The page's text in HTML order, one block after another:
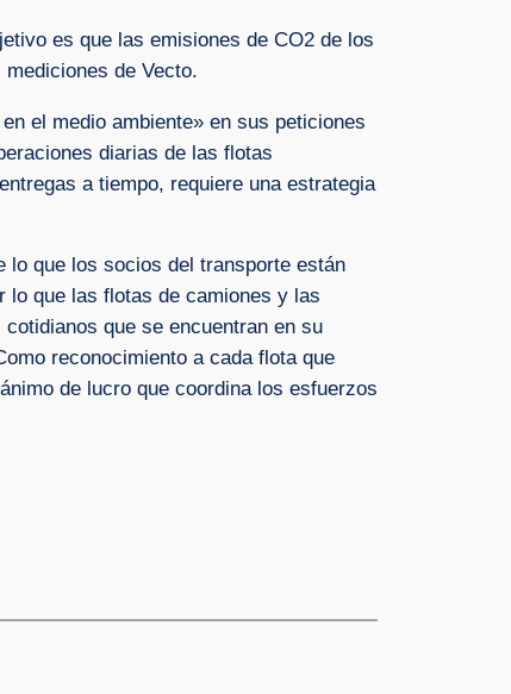
es que las emisiones de CO2 de los
de Vecto.
el medio ambiente» en sus peticiones
diarias de las flotas
a tiempo, requiere una estrategia
lo que los socios del transporte están
lo que las flotas de camiones y las
que se encuentran en su
reconocimiento a cada flota que
de lucro que coordina los esfuerzos